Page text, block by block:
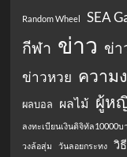
Random Wheel SEA
กีฬา ข่าว ข่า
ข่าวหวย ความ
ผลบอล ผลไม้ ผู้ห
ลงทะเบียนเงินดิจิทัล10000บ
วงล้อสุ่ม
วันลอยกระทง วิ